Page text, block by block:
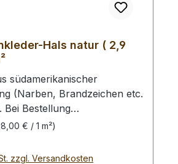
Hals natur ( 2,9
südamerikanischer
(Narben, Brandzeichen etc.
Bei Bestellung
erhalten Sie ein
Leder. Das Kernstück ist
groß (siehe Foto 4).
€ / 1 m²)
zzgl. Versandkosten